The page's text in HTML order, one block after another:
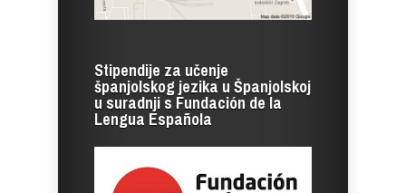
Stipendije za učenje
španjolskog jezika u Španjolskoj
u suradnji s Fundación de la
Lengua Española